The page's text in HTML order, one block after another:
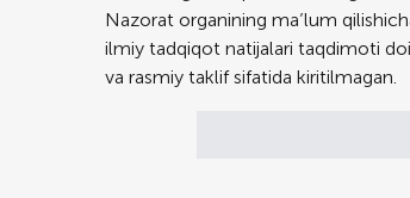
Nazorat organining ma’lum
ilmiy tadqiqot natijalari taqdimoti
va rasmiy taklif sifatida kiritilmagan.